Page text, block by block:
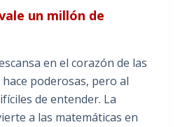
un millón de
en el corazón de las
poderosas, pero al
de entender. La
a las matemáticas en